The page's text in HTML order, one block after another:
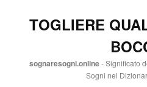
TOGLIERE
sognaresogni.online- Significato
Sogni nel